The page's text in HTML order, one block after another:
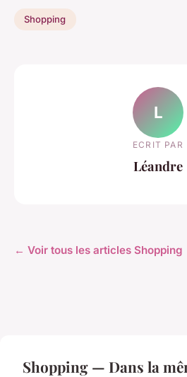
Shopping
L
ECRIT PAR
Léandre
← Voir tous les articles Shopping
Shopping — Dans la